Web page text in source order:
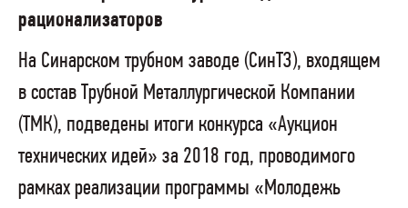
рационализаторов
На Синарском трубном заводе (СинТЗ), входящем
в состав Трубной Металлургической Компании
(ТМК), подведены итоги конкурса «Аукцион
технических идей» за 2018 год, проводимого
рамках реализации программы «Молодежь